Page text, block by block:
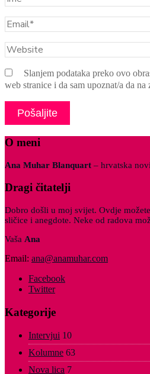
Slanjem podataka preko ovo
web stranice i da sam upoznat/a da
O meni
Ana Muhar Blanquart – hrvatska
Dragi čitatelji
Dobro došli u moj svijet. Ovdje
sličice i anegdote. Neke od radova
Vaša Ana
Email: ana@anamuhar.com
Facebook
Twitter
Kategorije
Intervjui 10
Kolumne 63
Nova lica 7